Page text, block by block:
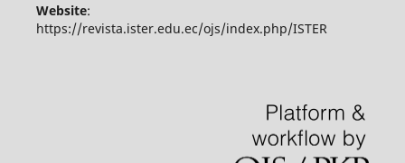
Website:
https://revista.ister.edu.ec/ojs/index.php/ISTER